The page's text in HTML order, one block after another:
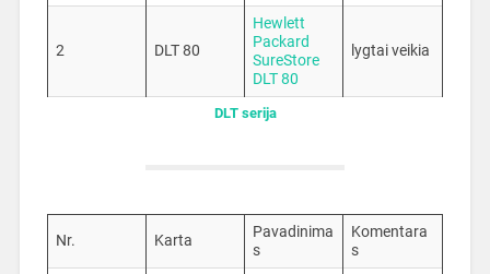
2 DLT 80
Hewlett
Packard
SureStore
DLT 80
lygtai veikia
DLT serija
Nr. Karta
Pavadinima
s
Komentara
s